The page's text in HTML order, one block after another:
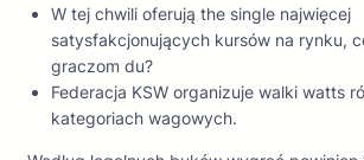
W tej chwili oferują the single najwięcej
satysfakcjonujących kursów na rynku,
graczom du?
Federacja KSW organizuje walki watts
kategoriach wagowych.